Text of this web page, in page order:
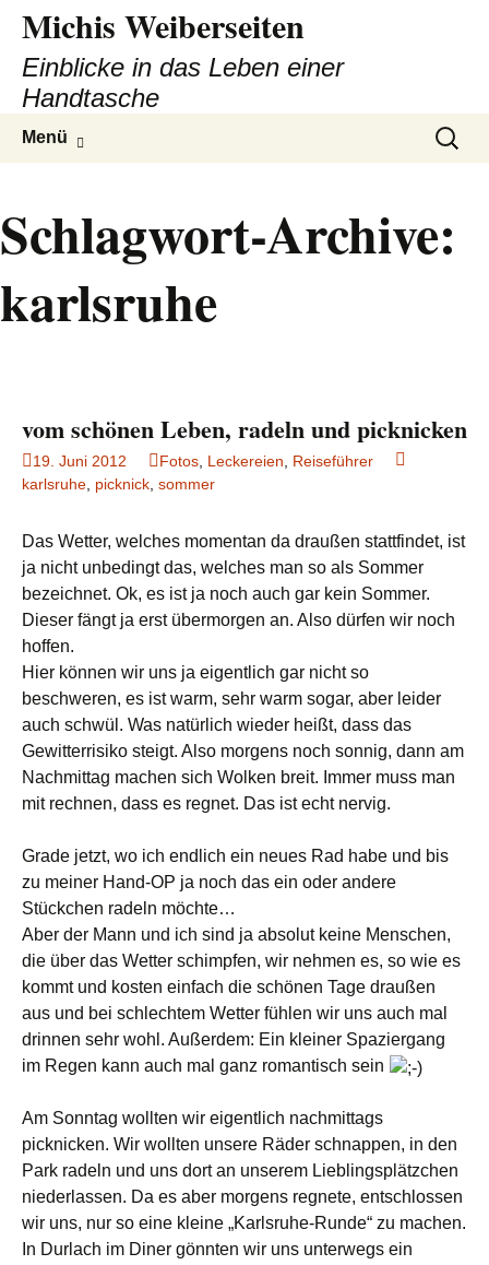
Michis Weiberseiten
Einblicke in das Leben einer
Handtasche
Menü
Suchen
nach:
Schlagwort-Archive:
karlsruhe
vom schönen Leben, radeln und picknicken
19. Juni 2012 Fotos Leckereien
Reiseführer
karlsruhe picknick sommer
Das Wetter, welches momentan da draußen stattfindet, ist
ja nicht unbedingt das, welches man so als Sommer
bezeichnet. Ok, es ist ja noch auch gar kein Sommer.
Dieser fängt ja erst übermorgen an. Also dürfen wir noch
hoffen.
Hier können wir uns ja eigentlich gar nicht so
beschweren, es ist warm, sehr warm sogar, aber leider
auch schwül. Was natürlich wieder heißt, dass das
Gewitterrisiko steigt. Also morgens noch sonnig, dann am
Nachmittag machen sich Wolken breit. Immer muss man
mit rechnen, dass es regnet. Das ist echt nervig.
Grade jetzt, wo ich endlich ein neues Rad habe und bis
zu meiner Hand-OP ja noch das ein oder andere
Stückchen radeln möchte…
Aber der Mann und ich sind ja absolut keine Menschen,
die über das Wetter schimpfen, wir nehmen es, so wie es
kommt und kosten einfach die schönen Tage draußen
aus und bei schlechtem Wetter fühlen wir uns auch mal
drinnen sehr wohl. Außerdem: Ein kleiner Spaziergang
im Regen kann auch mal ganz romantisch sein
Am Sonntag wollten wir eigentlich nachmittags
picknicken. Wir wollten unsere Räder schnappen, in den
Park radeln und uns dort an unserem Lieblingsplätzchen
niederlassen. Da es aber morgens regnete, entschlossen
wir uns, nur so eine kleine „Karlsruhe-Runde“ zu machen.
In Durlach im Diner gönnten wir uns unterwegs ein